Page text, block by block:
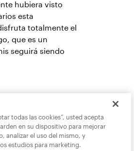
hubiera visto
esta
totalmente el
que es un
seguirá siendo
todas las cookies”, usted acepta
en su dispositivo para mejorar
analizar el uso del mismo, y
estudios para marketing.